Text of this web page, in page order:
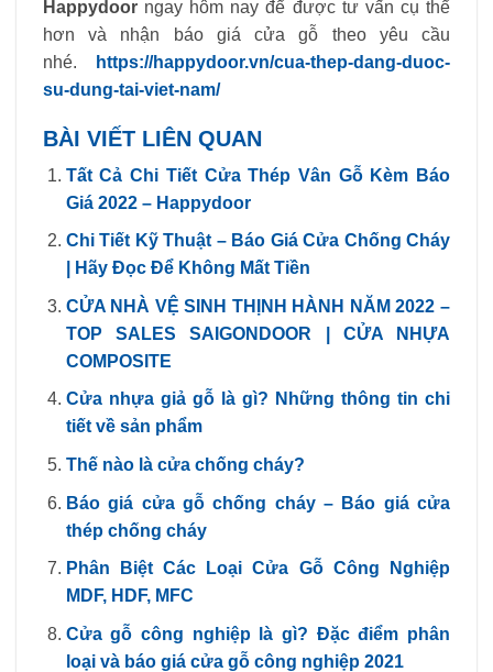
Happydoor ngay hôm nay để được tư vấn cụ thể
hơn và nhận báo giá cửa gỗ theo yêu cầu
nhé.
https://happydoor.vn/cua-thep-dang-duoc-
su-dung-tai-viet-nam/
BÀI VIẾT LIÊN QUAN
Tất Cả Chi Tiết Cửa Thép Vân Gỗ Kèm Báo
Giá 2022 – Happydoor
Chi Tiết Kỹ Thuật – Báo Giá Cửa Chống Cháy
| Hãy Đọc Để Không Mất Tiền
CỬA NHÀ VỆ SINH THỊNH HÀNH NĂM 2022 –
TOP SALES SAIGONDOOR | CỬA NHỰA
COMPOSITE
Cửa nhựa giả gỗ là gì? Những thông tin chi
tiết về sản phẩm
Thế nào là cửa chống cháy?
Báo giá cửa gỗ chống cháy – Báo giá cửa
thép chống cháy
Phân Biệt Các Loại Cửa Gỗ Công Nghiệp
MDF, HDF, MFC
Cửa gỗ công nghiệp là gì? Đặc điểm phân
loại và báo giá cửa gỗ công nghiệp 2021